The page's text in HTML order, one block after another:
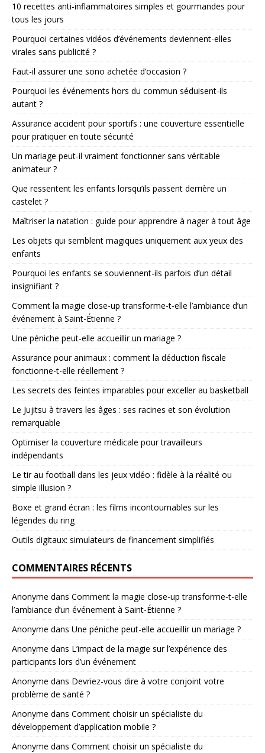
10 recettes anti-inflammatoires simples et gourmandes pour
tous les jours
Pourquoi certaines vidéos d’événements deviennent-elles
virales sans publicité ?
Faut-il assurer une sono achetée d’occasion ?
Pourquoi les événements hors du commun séduisent-ils
autant ?
Assurance accident pour sportifs : une couverture essentielle
pour pratiquer en toute sécurité
Un mariage peut-il vraiment fonctionner sans véritable
animateur ?
Que ressentent les enfants lorsqu’ils passent derrière un
castelet ?
Maîtriser la natation : guide pour apprendre à nager à tout âge
Les objets qui semblent magiques uniquement aux yeux des
enfants
Pourquoi les enfants se souviennent-ils parfois d’un détail
insignifiant ?
Comment la magie close-up transforme-t-elle l’ambiance d’un
événement à Saint-Étienne ?
Une péniche peut-elle accueillir un mariage ?
Assurance pour animaux : comment la déduction fiscale
fonctionne-t-elle réellement ?
Les secrets des feintes imparables pour exceller au basketball
Le Jujitsu à travers les âges : ses racines et son évolution
remarquable
Optimiser la couverture médicale pour travailleurs
indépendants
Le tir au football dans les jeux vidéo : fidèle à la réalité ou
simple illusion ?
Boxe et grand écran : les films incontournables sur les
légendes du ring
Outils digitaux: simulateurs de financement simplifiés
COMMENTAIRES RÉCENTS
Anonyme dans Comment la magie close-up transforme-t-elle
l’ambiance d’un événement à Saint-Étienne ?
Anonyme dans Une péniche peut-elle accueillir un mariage ?
Anonyme dans L’impact de la magie sur l’expérience des
participants lors d’un événement
Anonyme dans Devriez-vous dire à votre conjoint votre
problème de santé ?
Anonyme dans Comment choisir un spécialiste du
développement d’application mobile ?
Anonyme dans Comment choisir un spécialiste du